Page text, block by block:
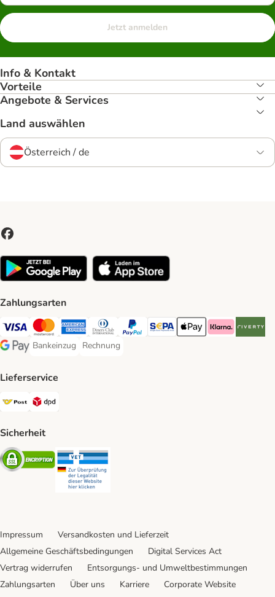
Jetzt anmelden
Info & Kontakt
Vorteile
Angebote & Services
Land auswählen
Österreich / de
Zahlungsarten
Visa Payment Method
MasterCard Payment Method
American Express Payment Method
Diners Club Payment Method
PayPal Payment Method
SEPA Payment Method
Apple Pay Payment
Klarna Payment
Google Pay Payment Method
Bankeinzug
Bankeinzug Payment Method
Rechnung
Rechnung Payment Method
Lieferservice
Österreichische Post Shipping Method
Sicherheit
Security
Impressum
Versandkosten und Lieferzeit
Allgemeine Geschäftsbedingungen
Digital Services Act
Vertrag widerrufen
Entsorgungs- und Umweltbestimmungen
Zahlungsarten
Über uns Karriere
Corporate Website